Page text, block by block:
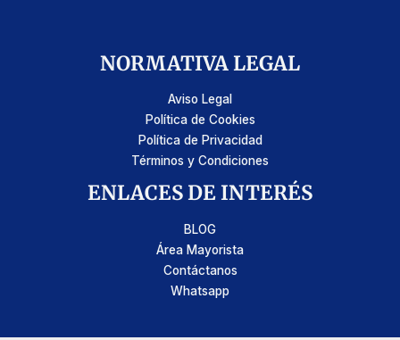
NORMATIVA LEGAL
Aviso Legal
Política de Cookies
Política de Privacidad
Términos y Condiciones
ENLACES DE INTERÉS
BLOG
Área Mayorista
Contáctanos
Whatsapp